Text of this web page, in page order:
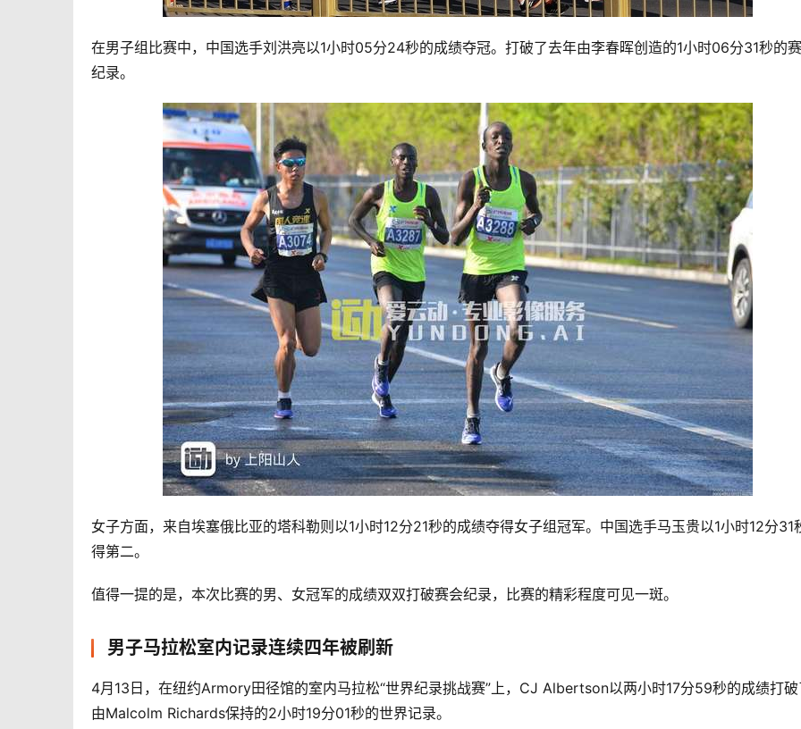
在男子组比赛中，中国选手刘洪亮以1小时05分24秒的成绩夺冠。打破了去年由李春晖创造的1小时06分31秒的
纪录。
女子方面，来自埃塞俄比亚的塔科勒则以1小时12分21秒的成绩夺得女子组冠军。中国选手马玉贵以1小时12分31
得第二。
值得一提的是，本次比赛的男、女冠军的成绩双双打破赛会纪录，比赛的精彩程度可见一斑。
男子马拉松室内记录连续四年被刷新
4月13日，在纽约Armory田径馆的室内马拉松“世界纪录挑战赛”上，CJ Albertson以两小时17分59秒的成绩打
由Malcolm Richards保持的2小时19分01秒的世界记录。